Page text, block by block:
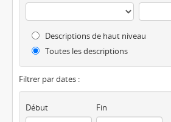
Descriptions de haut niveau
Toutes les descriptions
Filtrer par dates :
Début Fin